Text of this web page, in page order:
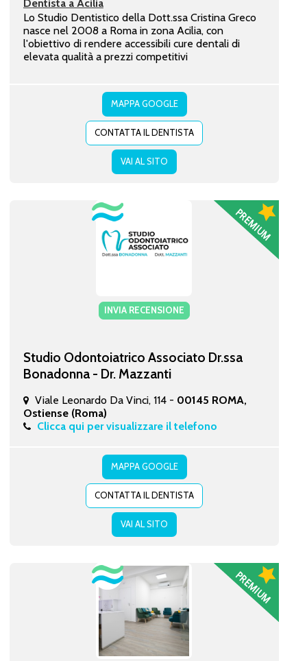
Dentista a Acilia
Lo Studio Dentistico della Dott.ssa Cristina Greco
nasce nel 2008 a Roma in zona Acilia, con
l'obiettivo di rendere accessibili cure dentali di
elevata qualità a prezzi competitivi
MAPPA GOOGLE
CONTATTA IL DENTISTA
VAI AL SITO
INVIA RECENSIONE
Studio Odontoiatrico Associato Dr.ssa
Bonadonna - Dr. Mazzanti
Viale Leonardo Da Vinci, 114 - 00145 ROMA,
Ostiense (Roma)
Clicca qui per visualizzare il telefono
MAPPA GOOGLE
CONTATTA IL DENTISTA
VAI AL SITO